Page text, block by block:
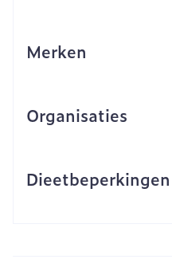
Merken
Organisaties
Dieetbeperkingen